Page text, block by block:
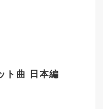
ト曲 日本編